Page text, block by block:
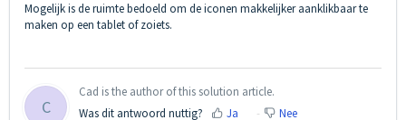
Mogelijk is de ruimte bedoeld om de iconen makkelijker aanklikbaar te
maken op een tablet of zoiets.
C
Cad is the author of this solution article.
Was dit antwoord nuttig?
Ja Nee